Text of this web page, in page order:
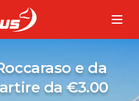
e da
da €3.00